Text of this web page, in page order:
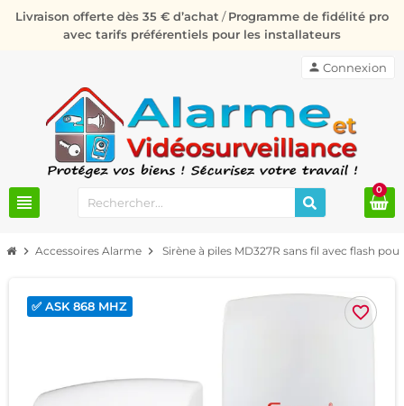
Livraison offerte dès 35 € d’achat /Programme de fidélité pro
avec tarifs préférentiels pour les installateurs
view_headline
person Connexion
0
chevron_right Accessoires Alarme chevron_right Sirène à piles MD327R sans fil avec flash
favorite_border
✅ ASK 868 MHZ